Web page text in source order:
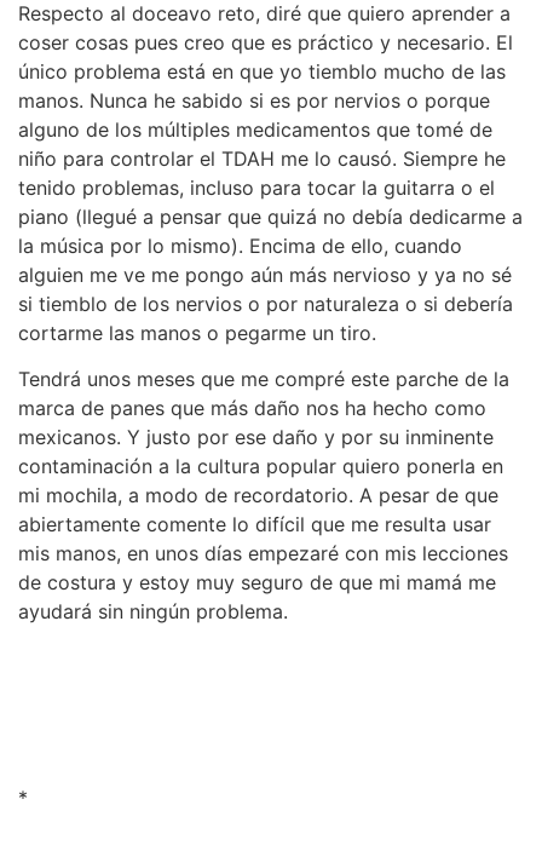
Respecto al doceavo reto, diré que quiero aprender a
coser cosas pues creo que es práctico y necesario. El
único problema está en que yo tiemblo mucho de las
manos. Nunca he sabido si es por nervios o porque
alguno de los múltiples medicamentos que tomé de
niño para controlar el TDAH me lo causó. Siempre he
tenido problemas, incluso para tocar la guitarra o el
piano (llegué a pensar que quizá no debía dedicarme a
la música por lo mismo). Encima de ello, cuando
alguien me ve me pongo aún más nervioso y ya no sé
si tiemblo de los nervios o por naturaleza o si debería
cortarme las manos o pegarme un tiro.
Tendrá unos meses que me compré este parche de la
marca de panes que más daño nos ha hecho como
mexicanos. Y justo por ese daño y por su inminente
contaminación a la cultura popular quiero ponerla en
mi mochila, a modo de recordatorio. A pesar de que
abiertamente comente lo difícil que me resulta usar
mis manos, en unos días empezaré con mis lecciones
de costura y estoy muy seguro de que mi mamá me
ayudará sin ningún problema.
*